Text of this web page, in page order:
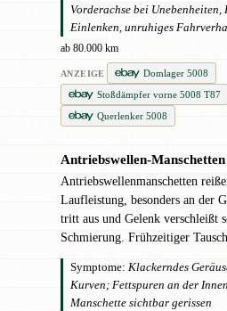
Vorderachse bei Unebenheiten,
Einlenken, unruhiges
ab 80.000 km
ANZEIGE
Domlager 5008
Stoßdämpfer vorne 5008 T87
Querlenker 5008
Antriebswellen-
Antriebswellenmanschetten
Laufleistung, besonders an der
tritt aus und Gelenk verschleißt
Schmierung. Frühzeitiger
Symptome: Klackerndes
Kurven; Fettspuren an der
Manschette sichtbar gerissen